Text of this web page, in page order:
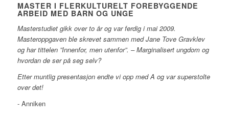
MASTER I FLERKULTURELT FOREBYGGENDE
ARBEID MED BARN OG UNGE
Masterstudiet gikk over to år og var ferdig i mai 2009.
Masteroppgaven ble skrevet sammen med Jane Tove Gravklev
og har tittelen ”Innenfor, men utenfor”. – Marginalisert ungdom og
hvordan de ser på seg selv?
Etter muntlig presentasjon endte vi opp med A og var superstolte
over det!
- Anniken